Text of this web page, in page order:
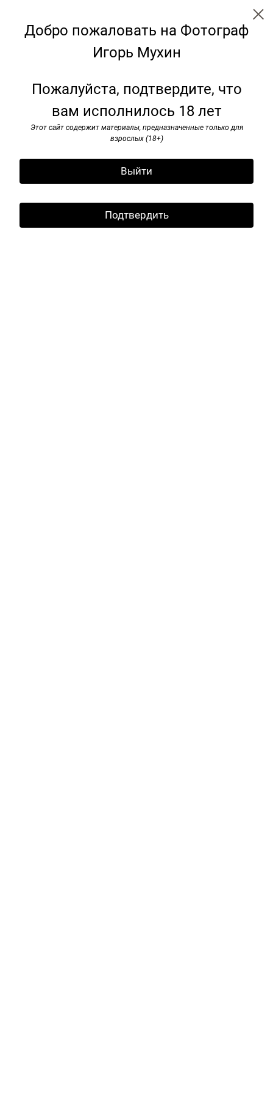
Добро пожаловать на Фотограф
Игорь Мухин
Пожалуйста, подтвердите, что
вам исполнилось 18 лет
Этот сайт содержит материалы, предназначенные только для
взрослых (18+)
Выйти
Подтвердить
Проекты
Грузинский дневник